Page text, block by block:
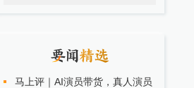
马上评｜AI演员带货，真人演员